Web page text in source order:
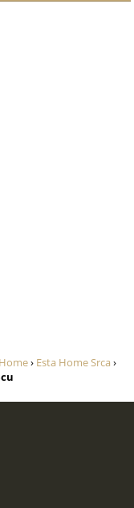
› Esta Home Srca›